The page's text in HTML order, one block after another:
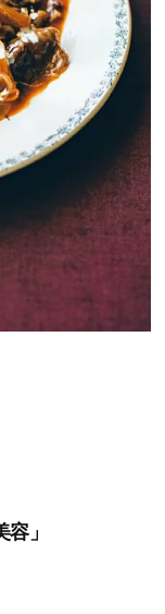
」